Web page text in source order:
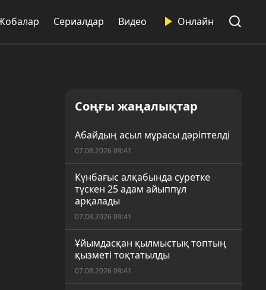
Сериалдар Видео Онлайн
Соңғы жаңалықтар
Абайдың асыл мұрасы дәріптелді
07.08.2026 09:41
Күнбағыс алқабында суретке
түскен 25 адам айыппұл
арқалады
07.08.2026 09:41
Ұйымдасқан қылмыстық топтың
қызметі тоқтатылды
07.08.2026 09:41